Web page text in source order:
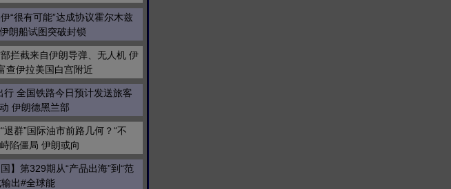
“很有可能”达成协议霍尔木兹
朗船试图突破封锁
拦截来自伊朗导弹、无人机 伊
查伊拉美国白宫附近
行 全国铁路今日预计发送旅客
伊朗德黑兰部
退群”国际油市前路几何？“不
陷僵局 伊朗或向
国】第329期从“产品出海”到“范
出#全球能